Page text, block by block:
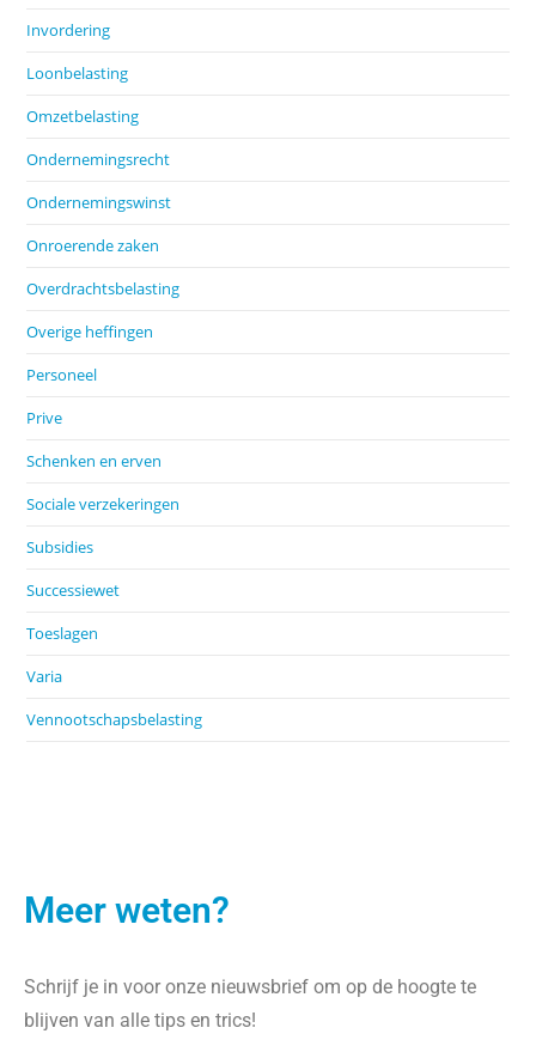
Invordering
Loonbelasting
Omzetbelasting
Ondernemingsrecht
Ondernemingswinst
Onroerende zaken
Overdrachtsbelasting
Overige heffingen
Personeel
Prive
Schenken en erven
Sociale verzekeringen
Subsidies
Successiewet
Toeslagen
Varia
Vennootschapsbelasting
Meer weten?
Schrijf je in voor onze nieuwsbrief om op de hoogte te
blijven van alle tips en trics!